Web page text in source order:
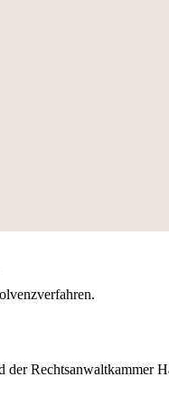
der Rechtsanwaltkammer